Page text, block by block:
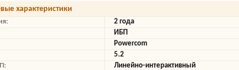
характеристики
2 года
ИБП
Powercom
5.2
Линейно-интерактивный